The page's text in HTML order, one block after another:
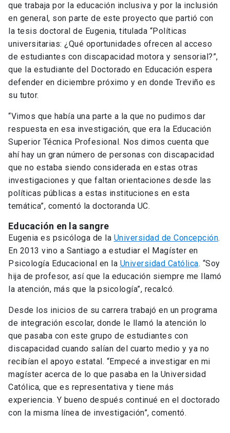
que trabaja por la educación inclusiva y por la inclusión
en general, son parte de este proyecto que partió con
la tesis doctoral de Eugenia, titulada “Políticas
universitarias: ¿Qué oportunidades ofrecen al acceso
de estudiantes con discapacidad motora y sensorial?”,
que la estudiante del Doctorado en Educación espera
defender en diciembre próximo y en donde Treviño es
su tutor.
“Vimos que había una parte a la que no pudimos dar
respuesta en esa investigación, que era la Educación
Superior Técnica Profesional. Nos dimos cuenta que
ahí hay un gran número de personas con discapacidad
que no estaba siendo considerada en estas otras
investigaciones y que faltan orientaciones desde las
políticas públicas a estas instituciones en esta
temática”, comentó la doctoranda UC.
Educación en la sangre
Eugenia es psicóloga de la Universidad de Concepción.
En 2013 vino a Santiago a estudiar el Magíster en
Psicología Educacional en la Universidad Católica. “Soy
hija de profesor, así que la educación siempre me llamó
la atención, más que la psicología”, recalcó.
Desde los inicios de su carrera trabajó en un programa
de integración escolar, donde le llamó la atención lo
que pasaba con este grupo de estudiantes con
discapacidad cuando salían del cuarto medio y ya no
recibían el apoyo estatal. “Empecé a investigar en mi
magíster acerca de lo que pasaba en la Universidad
Católica, que es representativa y tiene más
experiencia. Y bueno después continué en el doctorado
con la misma línea de investigación”, comentó.